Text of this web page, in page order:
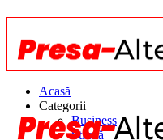
Acasă
Categorii
Business
Știință